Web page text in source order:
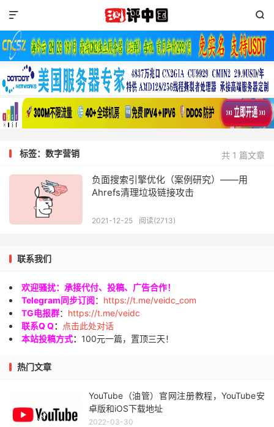


共 1 篇文章
标签：数字营销
负面搜索引擎优化（案例研究）——用
Ahrefs清理垃圾链接攻击
2021-12-25 阅读(2713)
联系我们
欢迎骚扰：承接代付、投稿、广告合作！
Telegram同步订阅： https://t.me/veidc_com
TG电报群： https://t.me/veidc
联系Q Q：
点击此处对话
本站投稿方式： 100元一篇，置顶三天！
热门文章
YouTube（油管）官网注册教程，YouTube安
卓版和iOS下载地址
2022-03-30